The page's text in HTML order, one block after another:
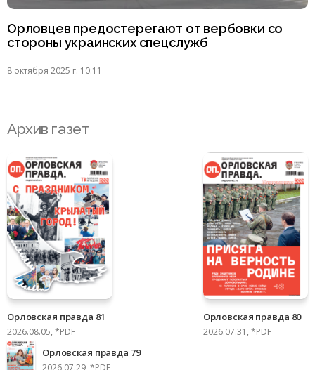
Орловцев предостерегают от вербовки со
стороны украинских спецслужб
8 октября 2025 г. 10:11
Архив газет
Орловская правда 81
2026.08.05, *PDF
Орловская правда 80
2026.07.31, *PDF
Орловская правда 79
2026.07.29, *PDF